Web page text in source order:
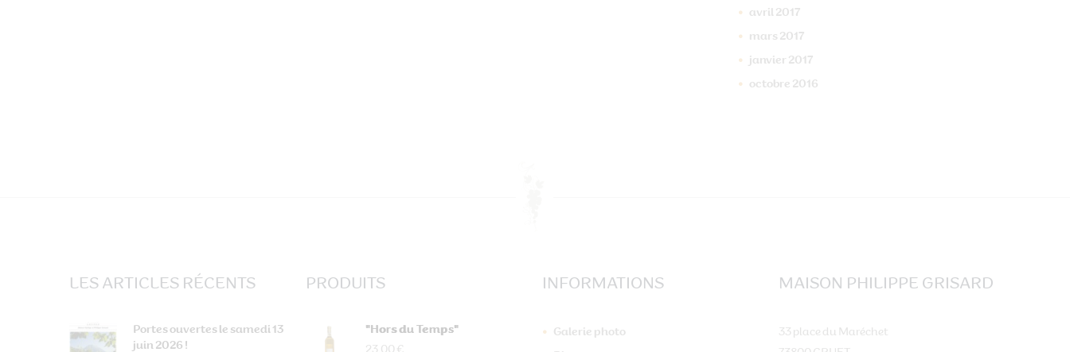
avril 2017
mars 2017
janvier 2017
octobre 2016
LES ARTICLES RÉCENTS
Portes ouvertes le samedi 13
juin 2026 !
PRODUITS
"Hors du Temps"
23.00 €
INFORMATIONS
Galerie photo
MAISON PHILIPPE GRISARD
33 place du Maréchet